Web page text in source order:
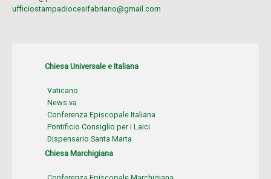
ufficiostampadiocesifabriano@gmail.com
Chiesa Universale e Italiana
Vaticano
News.va
Conferenza Episcopale Italiana
Pontificio Consiglio per i Laici
Dispensario Santa Marta
Chiesa Marchigiana